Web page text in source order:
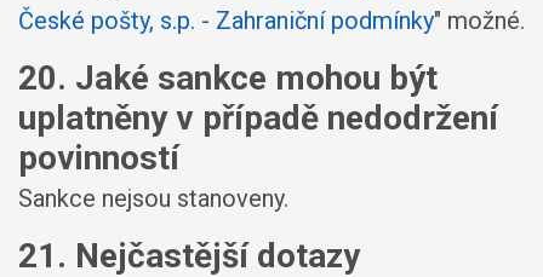
České pošty, s.p. - Zahraniční podmínky" možné.
20. Jaké sankce mohou být
uplatněny v případě nedodržení
povinností
Sankce nejsou stanoveny.
21. Nejčastější dotazy